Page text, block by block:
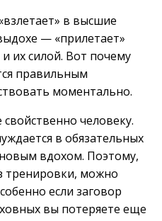
в высшие
— «прилетает»
их силой. Вот почему
правильным
моментально.
человеку.
в обязательных
вдохом. Поэтому,
тренировки, можно
если заговор
вы потеряете еще